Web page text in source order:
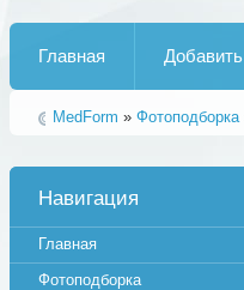
Главная
MedForm » Фотоподборка
Навигация
Главная
Фотоподборка